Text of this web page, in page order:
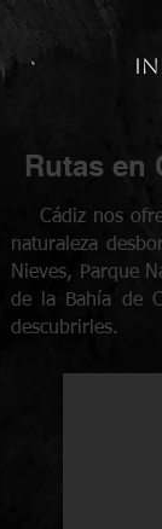
Rutas en
Cádiz nos
naturaleza
Nieves, Parque
de la Bahía de
descubrirles.